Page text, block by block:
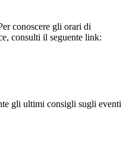
conoscere gli orari di
consulti il seguente link:
gli ultimi consigli sugli eventi